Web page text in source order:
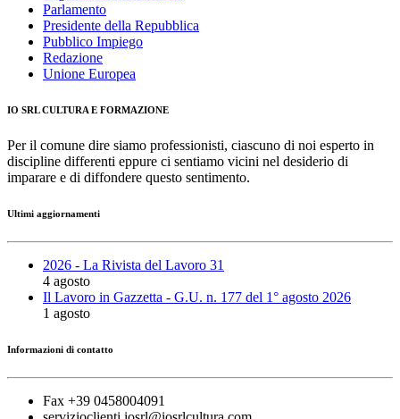
Parlamento
Presidente della Repubblica
Pubblico Impiego
Redazione
Unione Europea
IO SRL CULTURA E FORMAZIONE
Per il comune dire siamo professionisti, ciascuno di noi esperto in
discipline differenti eppure ci sentiamo vicini nel desiderio di
imparare e di diffondere questo sentimento.
Ultimi aggiornamenti
2026 - La Rivista del Lavoro 31
4 agosto
Il Lavoro in Gazzetta - G.U. n. 177 del 1° agosto 2026
1 agosto
Informazioni di contatto
Fax +39 0458004091